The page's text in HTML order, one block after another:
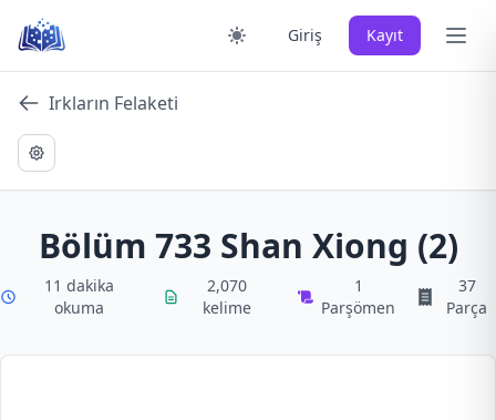
content
Giriş Kayıt Ana
Irkların Felaketi
Bölüm 733 Shan Xiong (2)
11 dakika
okuma
2,070
kelime
1
Parşömen
37
Parça